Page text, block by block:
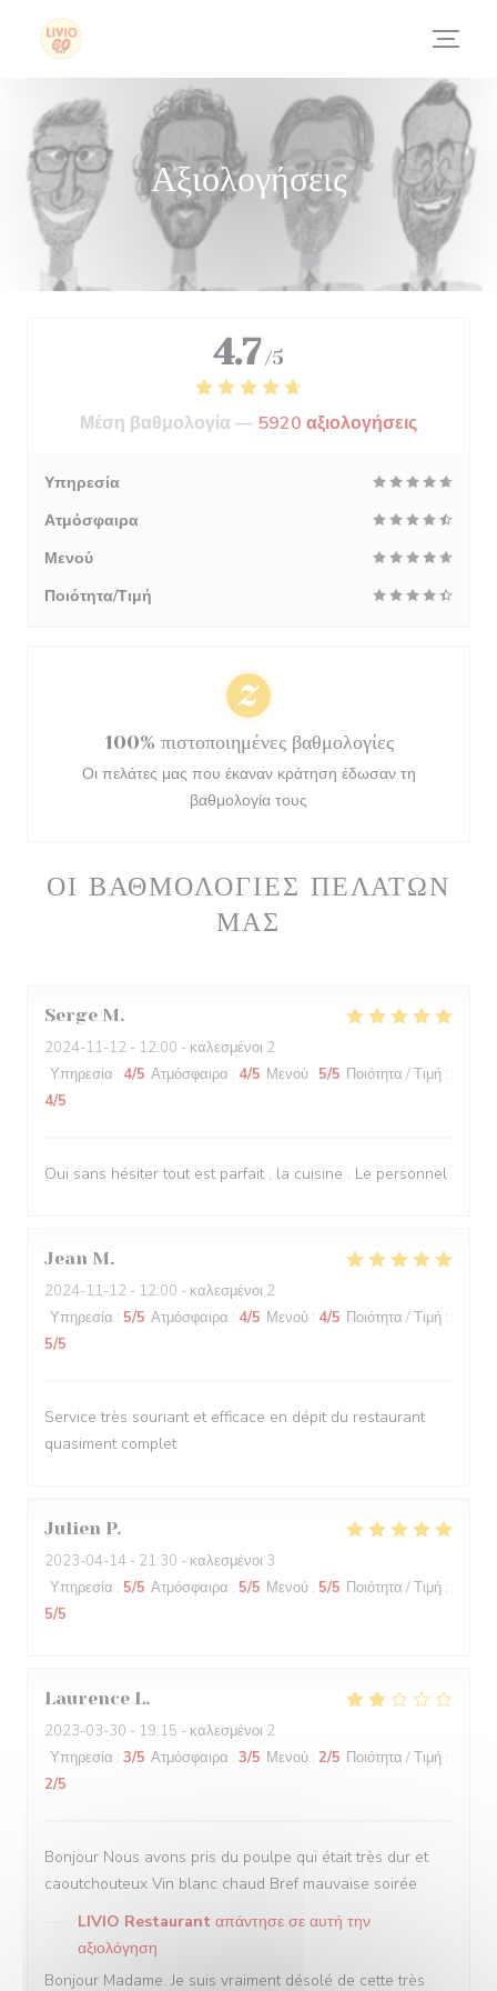
Πίνακας διαχείρισης "Μπισκότων" (Cookies)
Αξιολογήσεις
ΟΙ ΒΑΘΜΟΛΟΓΊΕΣ ΠΕΛΑΤΏΝ
ΜΑΣ
Serge M
2024-11-12 - 12:00 - καλεσμένοι 2
Υπηρεσία : 4/5 Ατμόσφαιρα : 4/5 Μενού : 5/5 Ποιότητα / Τιμή :
4/5
Oui sans hésiter tout est parfait , la cuisine . Le personnel
Jean M
2024-11-12 - 12:00 - καλεσμένοι 2
Υπηρεσία : 5/5 Ατμόσφαιρα : 4/5 Μενού : 4/5 Ποιότητα / Τιμή :
5/5
Service très souriant et efficace en dépit du restaurant
quasiment complet
Julien P
2023-04-14 - 21:30 - καλεσμένοι 3
Υπηρεσία : 5/5 Ατμόσφαιρα : 5/5 Μενού : 5/5 Ποιότητα / Τιμή :
5/5
Laurence L
2023-03-30 - 19:15 - καλεσμένοι 2
Υπηρεσία : 3/5 Ατμόσφαιρα : 3/5 Μενού : 2/5 Ποιότητα / Τιμή :
2/5
Bonjour Nous avons pris du poulpe qui était très dur et
caoutchouteux Vin blanc chaud Bref mauvaise soirée
LIVIO Restaurant απάντησε σε αυτή την
αξιολόγηση
Bonjour Madame. Je suis vraiment désolé de cette très
4.7 /5
Μέση βαθμολογία — 5920 αξιολογήσεις
Υπηρεσία
Ατμόσφαιρα
Μενού
Ποιότητα/Τιμή
100% πιστοποιημένες βαθμολογίες
Οι πελάτες μας που έκαναν κράτηση έδωσαν τη
βαθμολογία τους